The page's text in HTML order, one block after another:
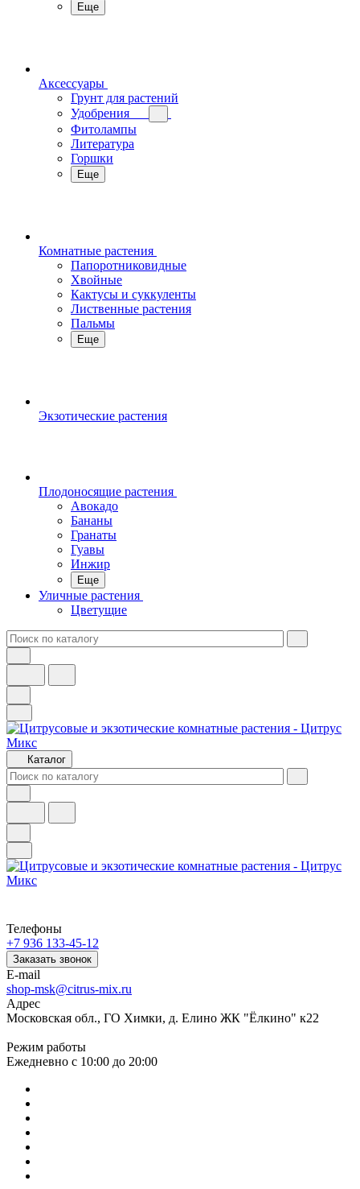
Еще
Аксессуары
Грунт для растений
Удобрения
Фитолампы
Литература
Горшки
Еще
Комнатные растения
Папоротниковидные
Хвойные
Кактусы и суккуленты
Лиственные растения
Пальмы
Еще
Экзотические растения
Плодоносящие растения
Авокадо
Бананы
Гранаты
Гуавы
Инжир
Еще
Уличные растения
Цветущие
Каталог
Телефоны
+7 936 133-45-12
Заказать звонок
E-mail
shop-msk@citrus-mix.ru
Адрес
Московская обл., ГО Химки, д. Елино ЖК "Ёлкино" к22
Режим работы
Ежедневно с 10:00 до 20:00